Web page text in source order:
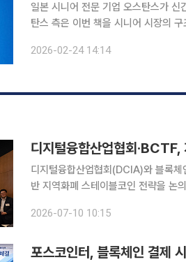
일본 시니어 전문 기업 오스탄스가 신
탄스 측은 이번 책을 시니어 시장의
2026-02-24 14:14
디지털융합산업협회
디지털융합산업협회(DCIA)와 블록
반 지역화폐 스테이블코인 전략을 논의한다. 디지털융합산업협회는 10일 오전 10시
2026-07-10 10:15
포스코인터, 블록체인 결제